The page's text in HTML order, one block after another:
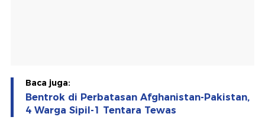
Baca juga:
Bentrok di Perbatasan Afghanistan-Pakistan,
4 Warga Sipil-1 Tentara Tewas